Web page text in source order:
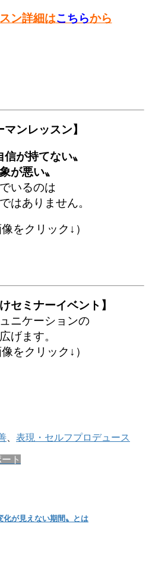
ン詳細はこちらから
マンレッスン】
信が持てない〟
が悪い〟
いるのは
はありません。
をクリック↓）
セミナーイベント】
ニケーションの
げます。
をクリック↓）
表現・セルフプロデュース
ト
化が見えない期間〟とは